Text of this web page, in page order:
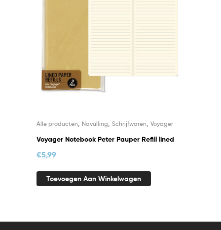
Alle producten Navulling Schrijfwaren Voyager
Voyager Notebook Peter Pauper Refill lined
€5,99
Toevoegen Aan Winkelwagen